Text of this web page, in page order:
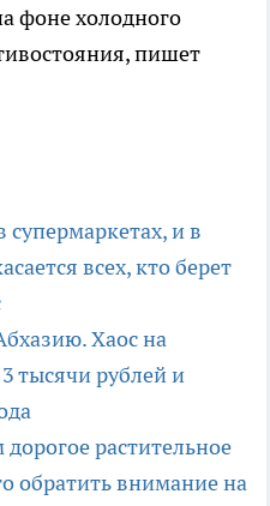
фоне холодного
пишет
и в
всех, кто берет
Хаос на
тысячи рублей и
растительное
обратить внимание на